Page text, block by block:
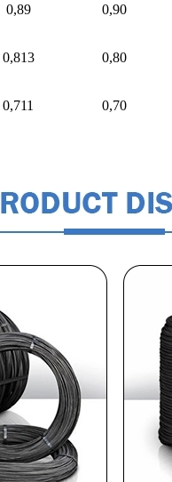
0,89 0,90
0,813 0,80
0,711 0,70